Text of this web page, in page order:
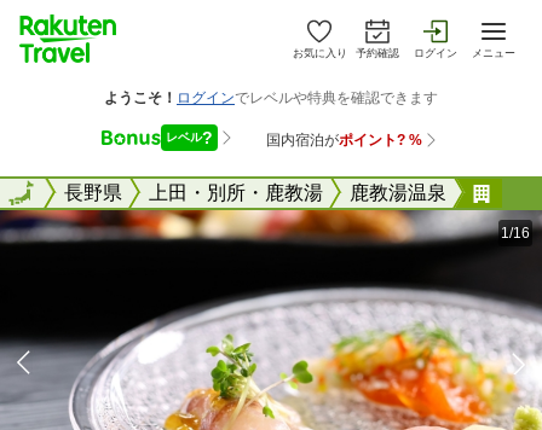
お気に入り 予約確認 ログイン メニュー
全国長野県 上田・別所・鹿教湯 鹿教湯温泉
全国
1/16